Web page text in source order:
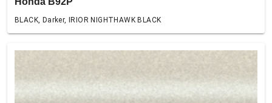
BLACK, Darker, IRIOR NIGHTHAWK BLACK